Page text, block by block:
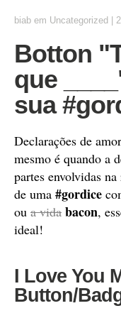
biab em Uncategorized
Botton
que
sua
Declarações de
mesmo é quando a
partes envolvidas
de uma #gordice
ou a vida bacon,
ideal!
I Love You
Button/